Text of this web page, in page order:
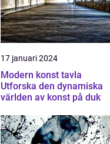
17 januari 2024
Modern konst tavla
Utforska den dynamiska
världen av konst på duk